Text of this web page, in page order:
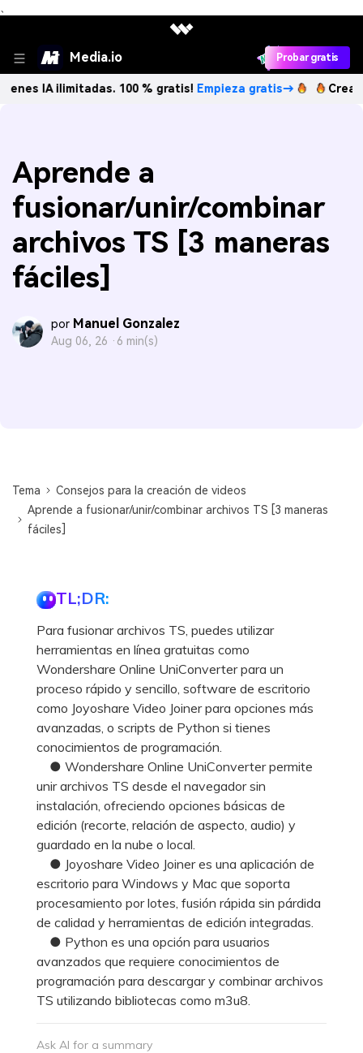
、
Media.io Probar gratis
ilimitadas. 100 % gratis!Empieza gratis→ Crea
Aprende a
fusionar/unir/combinar
archivos TS [3 maneras
fáciles]
por Manuel Gonzalez
Aug 06, 26 · 6 min(s)
Tema
Consejos para la creación de videos
Aprende a fusionar/unir/combinar archivos TS [3 maneras
fáciles]
TL;DR:
Para fusionar archivos TS, puedes utilizar
herramientas en línea gratuitas como
Wondershare Online UniConverter para un
proceso rápido y sencillo, software de escritorio
como Joyoshare Video Joiner para opciones más
avanzadas, o scripts de Python si tienes
conocimientos de programación.
● Wondershare Online UniConverter permite
unir archivos TS desde el navegador sin
instalación, ofreciendo opciones básicas de
edición (recorte, relación de aspecto, audio) y
guardado en la nube o local.
● Joyoshare Video Joiner es una aplicación de
escritorio para Windows y Mac que soporta
procesamiento por lotes, fusión rápida sin párdida
de calidad y herramientas de edición integradas.
● Python es una opción para usuarios
avanzados que requiere conocimientos de
programación para descargar y combinar archivos
TS utilizando bibliotecas como m3u8.
Ask AI for a summary